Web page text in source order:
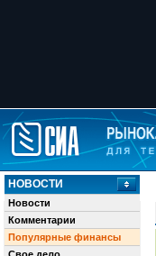
НОВОСТИ
Новости
Комментарии
Популярные финансы